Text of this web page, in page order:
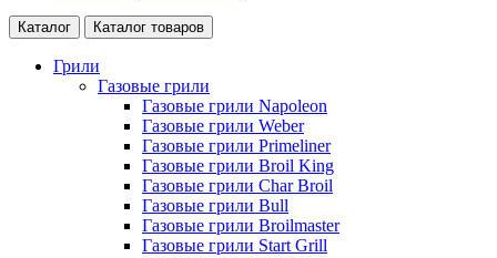
Каталог Каталог товаров
Грили
Газовые грили
Газовые грили Napoleon
Газовые грили Weber
Газовые грили Primeliner
Газовые грили Broil King
Газовые грили Char Broil
Газовые грили Bull
Газовые грили Broilmaster
Газовые грили Start Grill